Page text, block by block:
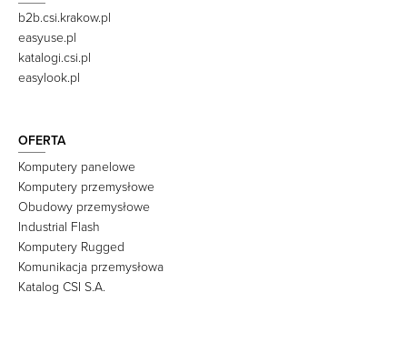
b2b.csi.krakow.pl
easyuse.pl
katalogi.csi.pl
easylook.pl
OFERTA
Komputery panelowe
Komputery przemysłowe
Obudowy przemysłowe
Industrial Flash
Komputery Rugged
Komunikacja przemysłowa
Katalog CSI S.A.